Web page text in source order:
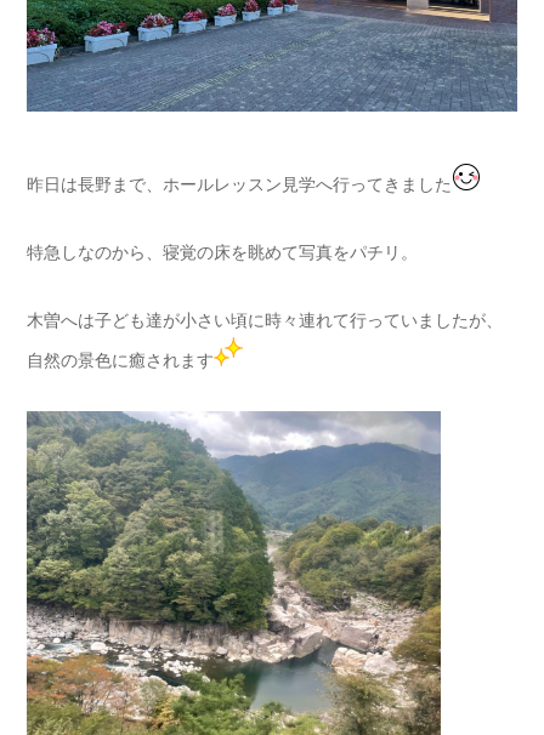
昨日は長野まで、ホールレッスン見学へ行ってきました
特急しなのから、寝覚の床を眺めて写真をパチリ。
木曽へは子ども達が小さい頃に時々連れて行っていましたが、
自然の景色に癒されます